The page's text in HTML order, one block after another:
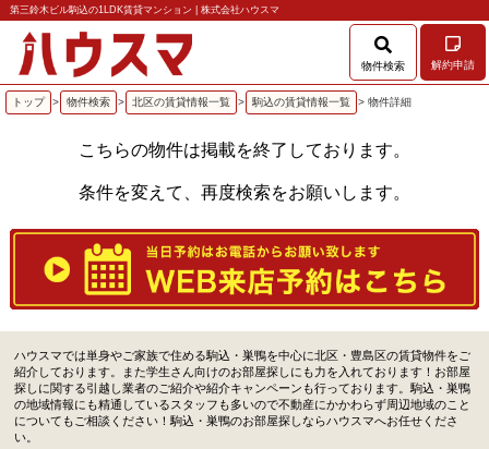
第三鈴木ビル駒込の1LDK賃貸マンション | 株式会社ハウスマ
物件検索 解約申請
トップ > 物件検索 > 北区の賃貸情報一覧 > 駒込の賃貸情報一覧 > 物件詳細
こちらの物件は掲載を終了しております。
条件を変えて、再度検索をお願いします。
ハウスマでは単身やご家族で住める駒込・巣鴨を中心に北区・豊島区の賃貸物件をご
紹介しております。また学生さん向けのお部屋探しにも力を入れております！お部屋
探しに関する引越し業者のご紹介や紹介キャンペーンも行っております。駒込・巣鴨
の地域情報にも精通しているスタッフも多いので不動産にかかわらず周辺地域のこと
についてもご相談ください！駒込・巣鴨のお部屋探しならハウスマへお任せくださ
い。